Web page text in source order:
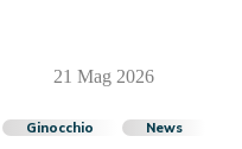
21 Mag 2026
Ginocchio News